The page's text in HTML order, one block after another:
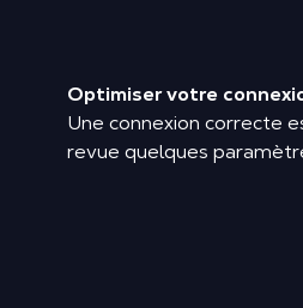
Optimiser votre
Une connexion correcte
revue quelques